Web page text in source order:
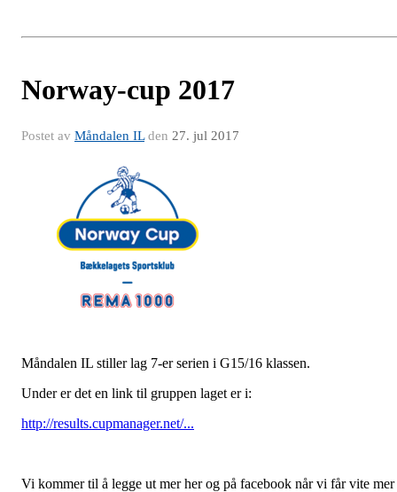
Norway-cup 2017
Postet av Måndalen ILden 27. jul 2017
Måndalen IL stiller lag 7-er serien i G15/16 klassen.
Under er det en link til gruppen laget er i:
http://results.cupmanager.net/...
Vi kommer til å legge ut mer her og på facebook når vi får vite mer